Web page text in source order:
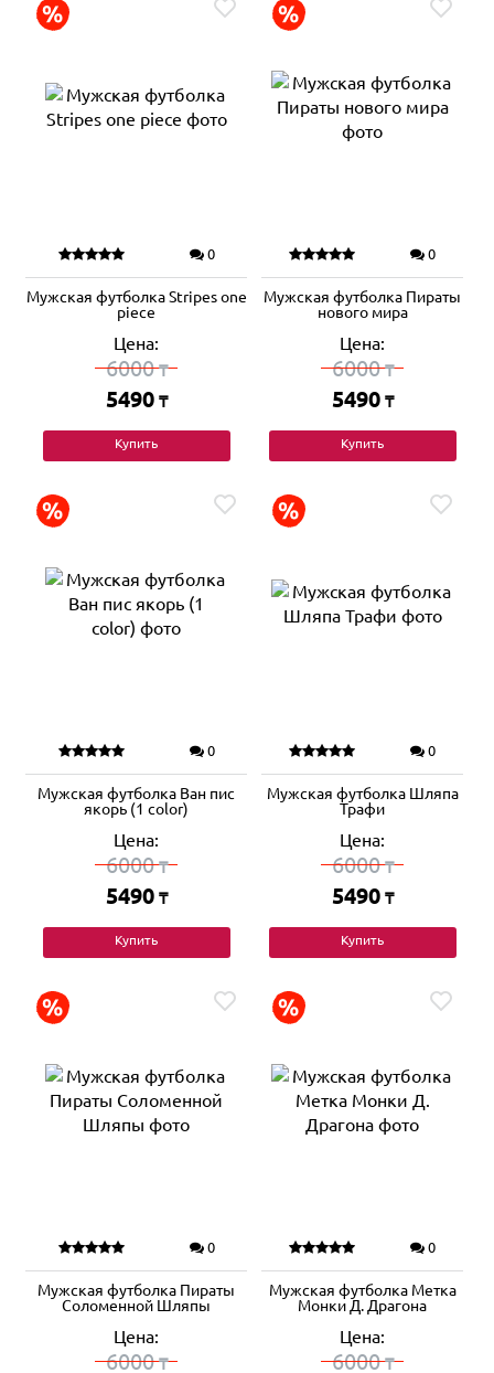
0
Мужская футболка Stripes one
piece
Цена:
6000₸
5490 ₸
Купить
0
Мужская футболка Пираты
нового мира
Цена:
6000₸
5490 ₸
Купить
0
Мужская футболка Ван пис
якорь (1 color)
Цена:
6000₸
5490 ₸
Купить
0
Мужская футболка Шляпа
Трафи
Цена:
6000₸
5490 ₸
Купить
0
Мужская футболка Пираты
Соломенной Шляпы
Цена:
6000₸
0
Мужская футболка Метка
Монки Д. Драгона
Цена:
6000₸